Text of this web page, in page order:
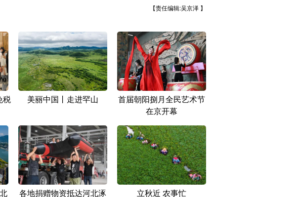
【责任编辑:吴京泽 】
税
美丽中国丨走进罕山
首届朝阳捌月全民艺术节
在京开幕
各地捐赠物资抵达河北涿 立秋近 农事忙